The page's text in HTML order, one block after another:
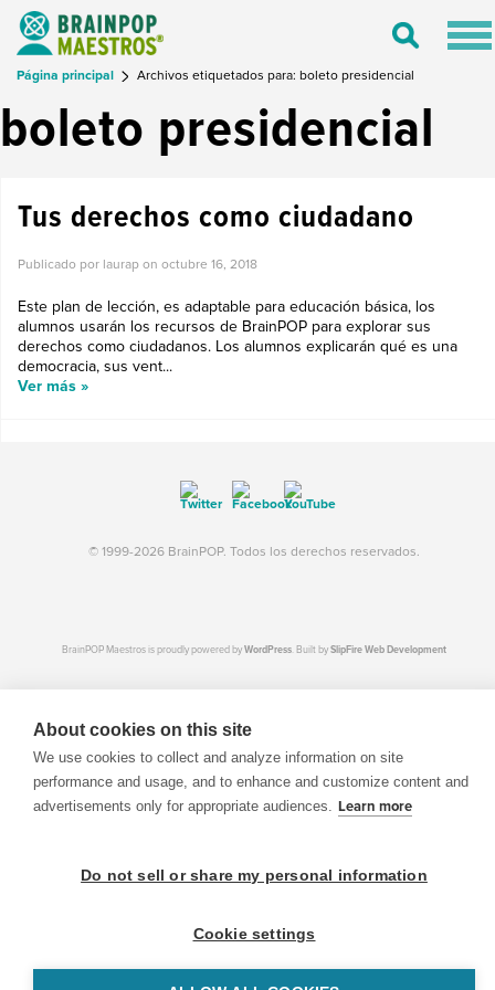
Toggle
Página principal Archivos etiquetados para: boleto presidencial
boleto presidencial
Tus derechos como ciudadano
Publicado por laurap on octubre 16, 2018
Este plan de lección, es adaptable para educación básica, los
alumnos usarán los recursos de BrainPOP para explorar sus
derechos como ciudadanos. Los alumnos explicarán qué es una
democracia, sus vent...
Ver más »
© 1999-2026 BrainPOP. Todos los derechos reservados.
BrainPOP Maestros is proudly powered byWordPress. Built bySlipFire Web Development
About cookies on this site
We use cookies to collect and analyze information on site
performance and usage, and to enhance and customize content and
advertisements only for appropriate audiences. Learn more
Do not sell or share my personal information
Cookie settings